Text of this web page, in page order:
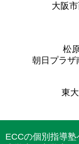
大阪
松
朝日プラザ
東
ECCの個別指導